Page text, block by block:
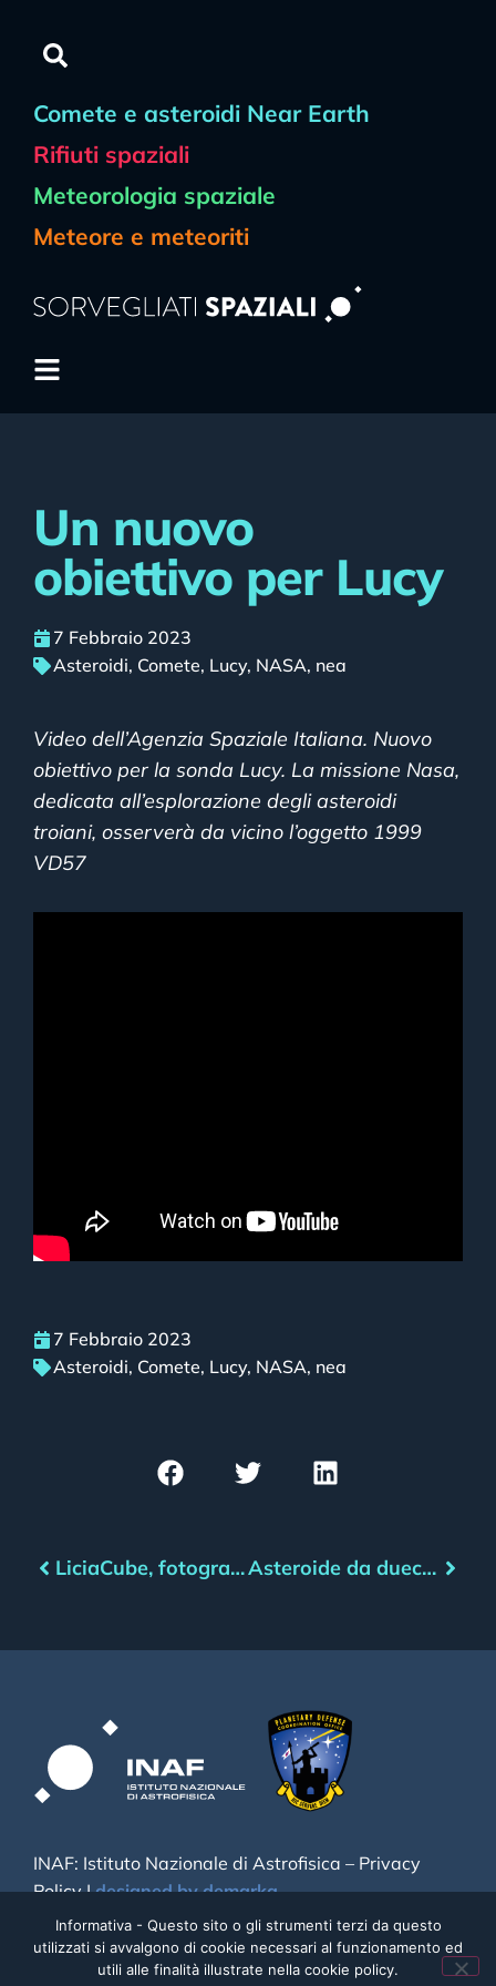
Comete e asteroidi Near Earth
Rifiuti spaziali
Meteorologia spaziale
Meteore e meteoriti
Un nuovo
obiettivo per Lucy
7 Febbraio 2023
Asteroidi, Comete, Lucy, NASA, nea
Video dell’Agenzia Spaziale Italiana. Nuovo
obiettivo per la sonda Lucy. La missione Nasa,
dedicata all’esplorazione degli asteroidi
troiani, osserverà da vicino l’oggetto 1999
VD57
7 Febbraio 2023
Asteroidi, Comete, Lucy, NASA, nea
LiciaCube, fotografa e musa per ragazzi Asteroide da duecento metri per Webb
INAF: Istituto Nazionale di Astrofisica – Privacy
Policy|designed by demarka
Informativa - Questo sito o gli strumenti terzi da questo
utilizzati si avvalgono di cookie necessari al funzionamento ed
utili alle finalità illustrate nella cookie policy.